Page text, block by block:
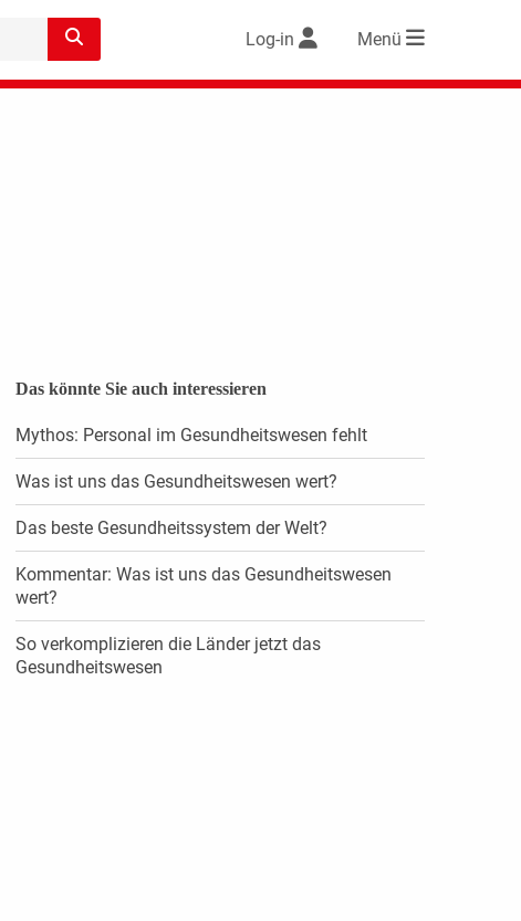
Log-in Menü
Das könnte Sie auch interessieren
Mythos: Personal im Gesundheitswesen fehlt
Was ist uns das Gesundheitswesen wert?
Das beste Gesundheitssystem der Welt?
Kommentar: Was ist uns das Gesundheitswesen
wert?
So verkomplizieren die Länder jetzt das
Gesundheitswesen